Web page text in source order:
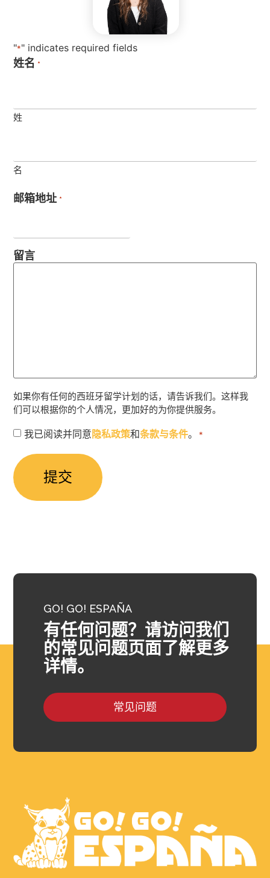
"*" indicates required fields
姓名 *
姓
名
邮箱地址 *
留言
如果你有任何的西班牙留学计划的话，请告诉我们。这样我
们可以根据你的个人情况，更加好的为你提供服务。
授
同
意
我已阅读并同意 隐私政策和条款与条件。 *
GO! GO! ESPAÑA
有任何问题？请访问我们
的常见问题页面了解更多
详情。
常见问题